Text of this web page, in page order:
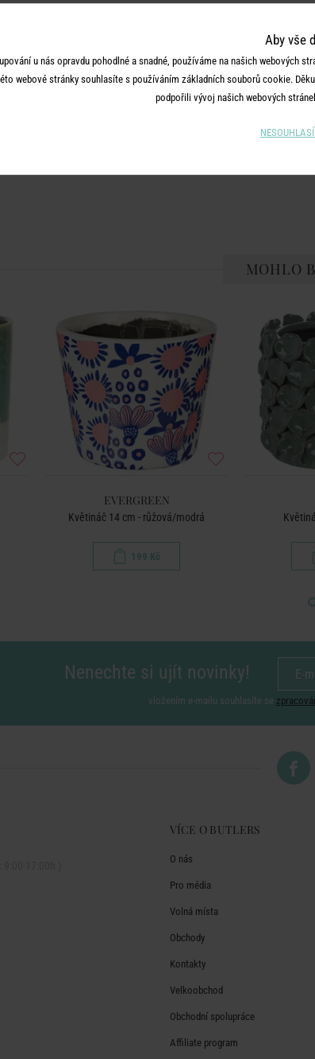
MOHLO
EVERGREEN
Květináč 14 cm - růžová/modrá
199 Kč
Nenechte si ujít novinky!
vložením e-mailu souhlasíte se
VÍCE O BUTLERS
O nás
Pro média
Volná místa
Obchody
Kontakty
Velkoobchod
Obchodní spolupráce
Affiliate program
Aby vše
u nás opravdu pohodlné a snadné, používáme na našich webových
webové stránky souhlasíte s používáním základních souborů cookie.
podpořili vývoj našich webových